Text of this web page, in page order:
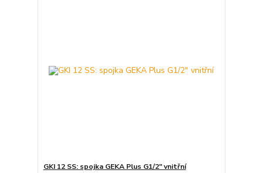
GKI 12 SS: spojka GEKA Plus G1/2" vnitřní